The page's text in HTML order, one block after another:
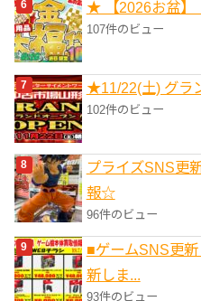
★ 【2026お盆】
107件のビュー
★11/22(土) グラ
102件のビュー
プライズSNS更
報☆
96件のビュー
■ゲームSNS更
新しま...
93件のビュー